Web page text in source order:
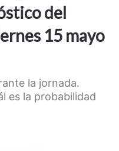
del
15 mayo
la jornada.
es la probabilidad